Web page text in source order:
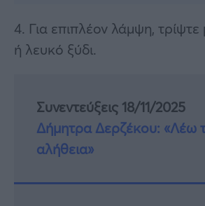
4. Για επιπλέον λάμψη,
ή λευκό ξύδι.
Συνεντεύξεις 18/11/2025
Δήμητρα Δερζέκου: «Λέω
αλήθεια»